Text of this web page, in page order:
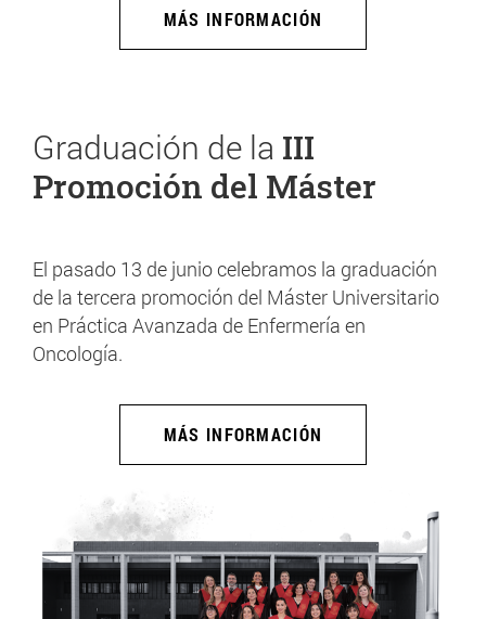
MÁS INFORMACIÓN
Graduación de la III
Promoción del Máster
El pasado 13 de junio celebramos la graduación
de la tercera promoción del Máster Universitario
en Práctica Avanzada de Enfermería en
Oncología.
MÁS INFORMACIÓN